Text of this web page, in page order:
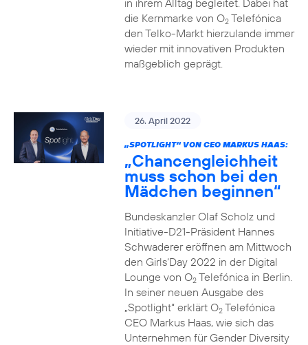
in ihrem Alltag begleitet. Dabei hat
die Kernmarke von O2Telefónica
den Telko-Markt hierzulande immer
wieder mit innovativen Produkten
maßgeblich geprägt.
26. April 2022
„SPOTLIGHT“ VON CEO MARKUS HAAS:
„Chancengleichheit
muss schon bei den
Mädchen beginnen“
Bundeskanzler Olaf Scholz und
Initiative-D21-Präsident Hannes
Schwaderer eröffnen am Mittwoch
den Girls‘Day 2022 in der Digital
Lounge von O2Telefónica in Berlin.
In seiner neuen Ausgabe des
„Spotlight“ erklärt O2Telefónica
CEO Markus Haas, wie sich das
Unternehmen für Gender Diversity